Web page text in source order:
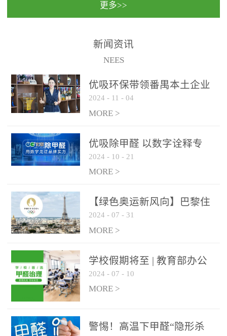
民法院室内除甲醛空气治
保施工日期：2020年1月珠
国家通过设在对外开放口
（及各出入境边防检查
更多>>
新闻资讯
NEES
优吸环保带领番禺本​土企业
勇敢破局向“新”
2024 - 11 - 04
MORE >
优吸除甲醛 以数字诠释专
业，尽显除醛品牌实力！
2024 - 10 - 21
MORE >
【绿色奥运新风向】巴黎住
宿风波：优吸环保共建健康
绿色家居
2024 - 07 - 31
MORE >
学校假期将至 | 教育部办公
厅关于加强学校新建校舍室
内空气质量管理通知
2024 - 07 - 10
MORE >
警惕！高温下甲醛“隐形杀